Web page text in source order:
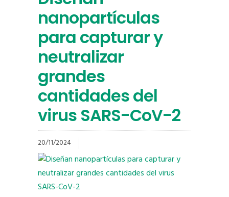
nanopartículas
para capturar y
neutralizar
grandes
cantidades del
virus SARS-CoV-2
20/11/2024